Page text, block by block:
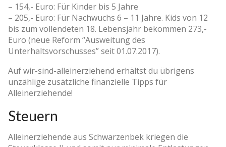
– 154,- Euro: Für Kinder bis 5 Jahre
– 205,- Euro: Für Nachwuchs 6 – 11 Jahre. Kids von 12
bis zum vollendeten 18. Lebensjahr bekommen 273,-
Euro (neue Reform “Ausweitung des
Unterhaltsvorschusses” seit 01.07.2017).
Auf wir-sind-alleinerziehend erhältst du übrigens
unzählige zusätzliche finanzielle Tipps für
Alleinerziehende!
Steuern
Alleinerziehende aus Schwarzenbek kriegen die